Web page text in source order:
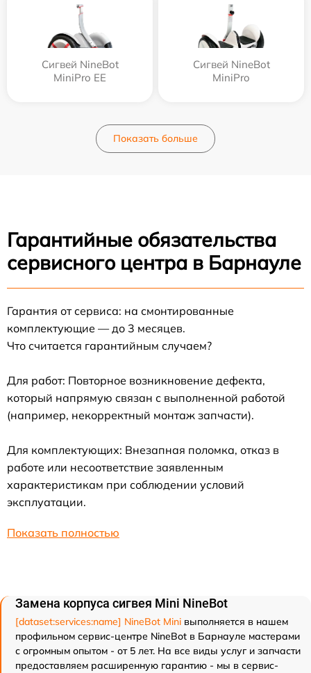
Сигвей NineBot
MiniPro EE
Сигвей NineBot
MiniPro
Показать больше
Гарантийные обязательства
сервисного центра в Барнауле
Гарантия от сервиса: на смонтированные
комплектующие — до 3 месяцев.
Что считается гарантийным случаем?
Для работ: Повторное возникновение дефекта,
который напрямую связан с выполненной работой
(например, некорректный монтаж запчасти).
Для комплектующих: Внезапная поломка, отказ в
работе или несоответствие заявленным
характеристикам при соблюдении условий
эксплуатации.
Показать полностью
Замена корпуса сигвея Mini NineBot
[dataset:services:name] NineBot Mini выполняется в нашем
профильном сервис-центре NineBot в Барнауле мастерами
с огромным опытом - от 5 лет. На все виды услуг и запчасти
предоставляем расширенную гарантию - мы в сервис-